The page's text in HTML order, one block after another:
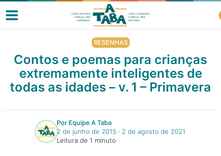
Livros
Resenhas
Clube de Leitores
RESENHAS
Contos e poemas para crianças
extremamente inteligentes de
todas as idades – v. 1 – Primavera
Por Equipe A Taba
2 de junho de 2015 ‧ 2 de agosto de 2021
Leitura de 1 minuto